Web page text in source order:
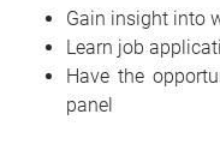
Gain insight into
Learn job
Have the
panel